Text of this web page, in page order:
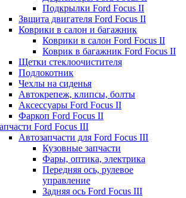
Подкрылки Ford Focus II
Звщита двигателя Ford Focus II
Коврики в салон и багажник
Коврики в салон Ford Focus II
Коврик в багажник Ford Focus II
Щетки стеклоочистителя
Подлокотник
Чехлы на сиденья
Автокрепеж, клипсы, болты
Аксессуары Ford Focus II
Фаркоп Ford Focus II
Ford Focus III
Автозапчасти для Ford Focus III
Кузовные запчасти
Фары, оптика, электрика
Передняя ось, рулевое
управление
Задняя ось Ford Focus III